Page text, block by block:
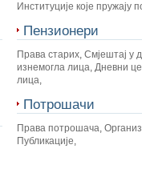
Институције које пружају
Пензионери
Права старих, Смјештај у
изнемогла лица, Дневни
лица,
Потрошачи
Права потрошача,
Публикације,